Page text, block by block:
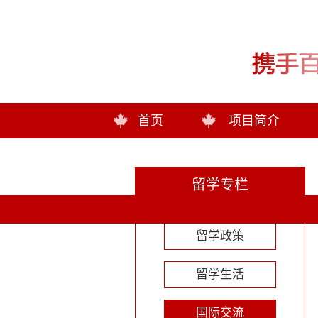
首页 项目简介
留学专栏
留学政策
留学生活
国际交流